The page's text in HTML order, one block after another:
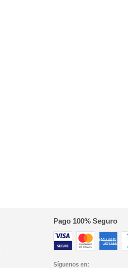
Pago 100% Seguro
Síguenos en: